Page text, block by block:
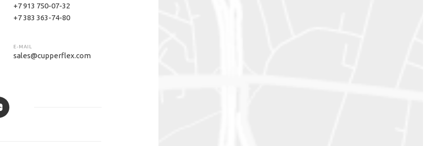
+7 913 750-07-32
+7 383 363-74-80
E-MAIL
sales@cupperflex.com